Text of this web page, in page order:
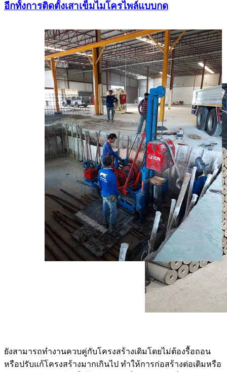
อีกทั้งการติดตั้งเสาเข็มไมโครไพล์แบบกด
ยังสามารถทำงานควบคู่กับโครงสร้างเดิมโดยไม่ต้องรื้อถอน
หรือปรับแก้โครงสร้างมากเกินไป ทำให้การก่อสร้างต่อเติมหรือ